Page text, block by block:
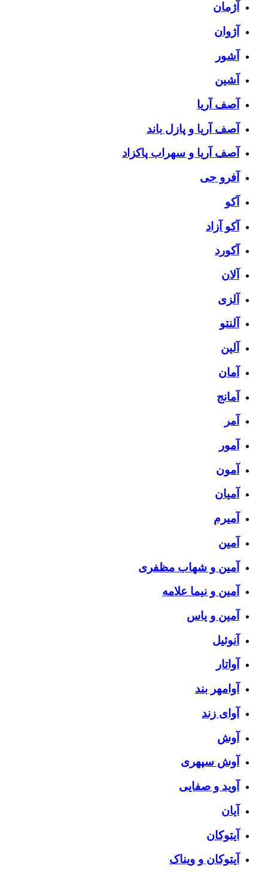
آژمان
آژوان
آشور
آشین
آصف آریا
آصف آریا و پازل باند
آصف آریا و سهراب پاکزاد
آفرو جی
آکو
آکو آزاد
آکورد
آلان
آلزی
آلنتو
آلین
آمان
آمانج
آمر
آمور
آمون
آمیان
آمیرم
آمین
آمین و شهاب مظفری
آمین و نیما علامه
آمین و یاس
آنوئیل
آواتار
آوامهر بند
آوای زند
آوش
آوش سپهری
آوید و صفایی
آیان
آیتوکان
آیتوکان و ویناک